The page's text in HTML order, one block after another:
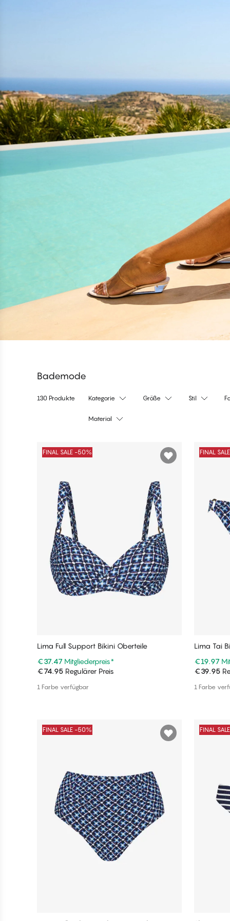
Bademode
130 Produkte Kategorie Größe Stil
Material
Produkte
FINAL SALE -50%
Lima Full Support Bikini Oberteile
€37.47 Mitgliederpreis*
€74.95 Regulärer Preis
1 Farbe verfügbar
FINAL
Lima Tai
€19.97
€39.95
1 Farbe
FINAL SALE -50% FINAL